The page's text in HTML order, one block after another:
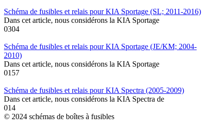
Schéma de fusibles et relais pour KIA Sportage (SL; 2011-2016)
Dans cet article, nous considérons la KIA Sportage
0304
Schéma de fusibles et relais pour KIA Sportage (JE/KM; 2004-
2010)
Dans cet article, nous considérons la KIA Sportage
0157
Schéma de fusibles et relais pour KIA Spectra (2005-2009)
Dans cet article, nous considérons la KIA Spectra de
014
© 2024 schémas de boîtes à fusibles